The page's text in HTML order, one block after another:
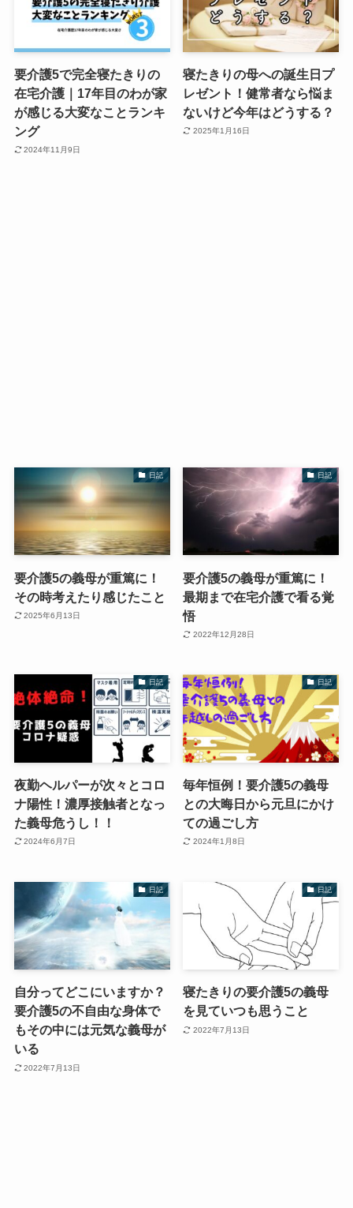
要介護5で完全寝たきりの
在宅介護｜17年目のわが家
が感じる大変なことランキ
ング
2024年11月9日
寝たきりの母への誕生日プ
レゼント！健常者なら悩ま
ないけど今年はどうする？
2025年1月16日
日記
要介護5の義母が重篤に！
その時考えたり感じたこと
2025年6月13日
日記
要介護5の義母が重篤に！
最期まで在宅介護で看る覚
悟
2022年12月28日
日記
夜勤ヘルパーが次々とコロ
ナ陽性！濃厚接触者となっ
た義母危うし！！
2024年6月7日
日記
毎年恒例！要介護5の義母
との大晦日から元旦にかけ
ての過ごし方
2024年1月8日
日記
自分ってどこにいますか？
要介護5の不自由な身体で
もその中には元気な義母が
いる
2022年7月13日
日記
寝たきりの要介護5の義母
を見ていつも思うこと
2022年7月13日